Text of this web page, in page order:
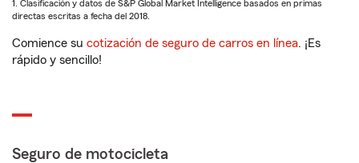
1. Clasificación y datos de S&P Global Market Intelligence basados en primas
directas escritas a fecha del 2018.
Comience su cotización de seguro de carros en línea. ¡Es
rápido y sencillo!
Seguro de motocicleta